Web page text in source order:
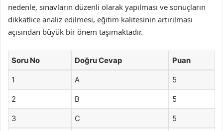
nedenle, sınavların düzenli olarak yapılması ve sonuçların
dikkatlice analiz edilmesi, eğitim kalitesinin artırılması
açısından büyük bir önem taşımaktadır.
Soru No Doğru Cevap Puan
1 A 5
2 B 5
3 C 5